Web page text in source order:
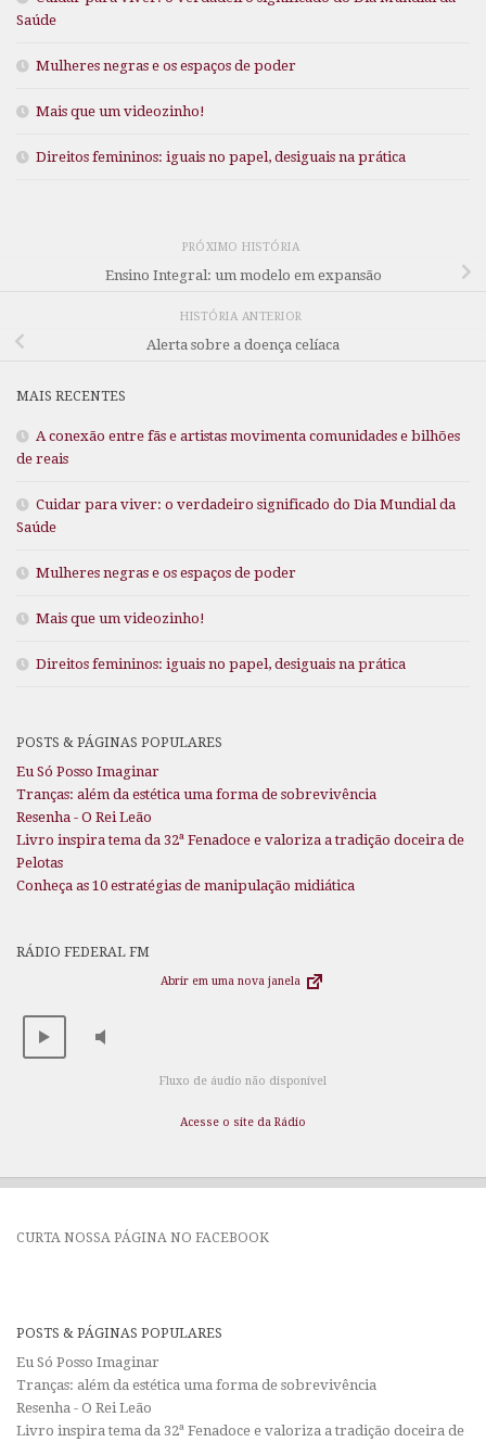
Saúde
Mulheres negras e os espaços de poder
Mais que um videozinho!
Direitos femininos: iguais no papel, desiguais na prática
PRÓXIMO HISTÓRIA
Ensino Integral: um modelo em expansão
HISTÓRIA ANTERIOR
Alerta sobre a doença celíaca
MAIS RECENTES
A conexão entre fãs e artistas movimenta comunidades e bilhões
de reais
Cuidar para viver: o verdadeiro significado do Dia Mundial da
Saúde
Mulheres negras e os espaços de poder
Mais que um videozinho!
Direitos femininos: iguais no papel, desiguais na prática
POSTS & PÁGINAS POPULARES
Eu Só Posso Imaginar
Tranças: além da estética uma forma de sobrevivência
Resenha - O Rei Leão
Livro inspira tema da 32ª Fenadoce e valoriza a tradição doceira de
Pelotas
Conheça as 10 estratégias de manipulação midiática
RÁDIO FEDERAL FM
Abrir em uma nova janela
Fluxo de áudio não disponível
Acesse o site da Rádio
CURTA NOSSA PÁGINA NO FACEBOOK
POSTS & PÁGINAS POPULARES
Eu Só Posso Imaginar
Tranças: além da estética uma forma de sobrevivência
Resenha - O Rei Leão
Livro inspira tema da 32ª Fenadoce e valoriza a tradição doceira de